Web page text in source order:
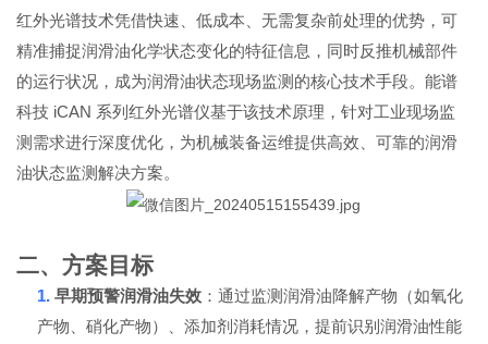
红外光谱技术凭借快速、低成本、无需复杂前处理的优势，可
精准捕捉润滑油化学状态变化的特征信息，同时反推机械部件
的运行状况，成为润滑油状态现场监测的核心技术手段。能谱
科技 iCAN 系列红外光谱仪基于该技术原理，针对工业现场监
测需求进行深度优化，为机械装备运维提供高效、可靠的润滑
油状态监测解决方案。
二、方案目标
1.早期预警润滑油失效 ：通过监测润滑油降解产物（如氧化
产物、硝化产物）、添加剂消耗情况，提前识别润滑油性能